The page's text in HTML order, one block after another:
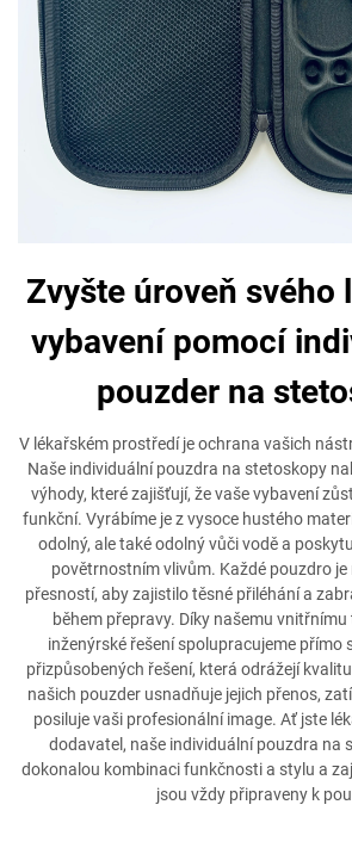
Zvyšte úroveň svého
vybavení pomocí
pouzder na
V lékařském prostředí je ochrana vašich
Naše individuální pouzdra na stetoskopy
výhody, které zajišťují, že vaše vybavení
funkční. Vyrábíme je z vysoce hustého
odolný, ale také odolný vůči vodě a
povětrnostním vlivům. Každé pouzdro je
přesností, aby zajistilo těsné přiléhání a
během přepravy. Díky našemu
inženýrské řešení spolupracujeme přímo
přizpůsobených řešení, která odrážejí
našich pouzder usnadňuje jejich přenos,
posiluje vaši profesionální image. Ať jste
dodavatel, naše individuální pouzdra na
dokonalou kombinaci funkčnosti a stylu a
jsou vždy připraveny k